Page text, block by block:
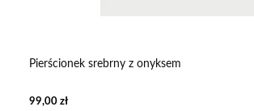
Pierścionek srebrny z onyksem
99,00 zł